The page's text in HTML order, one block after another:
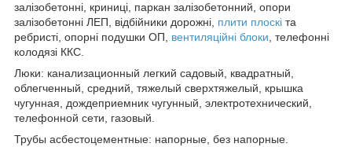
залізобетонні, криниці, паркан залізобетонний, опори
залізобетонні ЛЕП, відбійники дорожні, плити плоскі та
ребристі, опорні подушки ОП, вентиляційні блоки, телефонні
колодязі ККС.
Люки: канализационный легкий садовый, квадратный,
облегченный, средний, тяжелый сверхтяжелый, крышка
чугунная, дождеприемник чугунный, электротехнический,
телефонной сети, газовый.
Трубы асбестоцементные: напорные, без напорные.